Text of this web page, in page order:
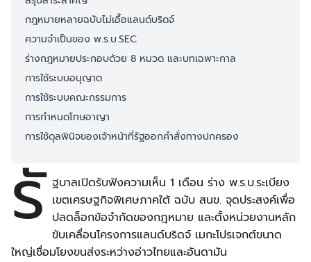
กฎหมายหลายฉบับไม่เอื้อแลนด์บริดจ์
ความจำเป็นของ พ.ร.บ.SEC
ร่างกฎหมายประกอบด้วย 8 หมวด และบทเฉพาะกาล
การใช้ระบบอนุญาต
การใช้ระบบคณะกรรมการ
การกำหนดโทษอาญา
การใช้ดุลพินิจของเจ้าหน้าที่รัฐออกคำสั่งทางปกครอง
รั ฐบาลเปิดรับฟังความเห็น 1 เดือน ร่าง พ.ร.บ.ระเบียง
เขตเศรษฐกิจพิเศษภาคใต้ ฉบับ สนข. จุดประสงค์เพื่อ
ปลดล็อกข้อจำกัดของกฎหมาย และตั้งหน่วยงานหลัก
ขับเคลื่อนโครงการแลนด์บริดจ์ เมกะโปรเจกต์ขนาด
ใหญ่เชื่อมโยงขนส่งระหว่างอ่าวไทยและอันดามัน